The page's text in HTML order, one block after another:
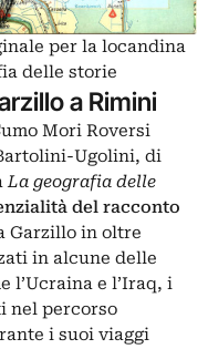
per la locandina
delle storie
a Rimini
Mori Roversi
Ugolini, di
La geografia delle
del racconto
Garzillo in oltre
in alcune delle
l’Ucraina e l’Iraq, i
nel percorso
i suoi viaggi